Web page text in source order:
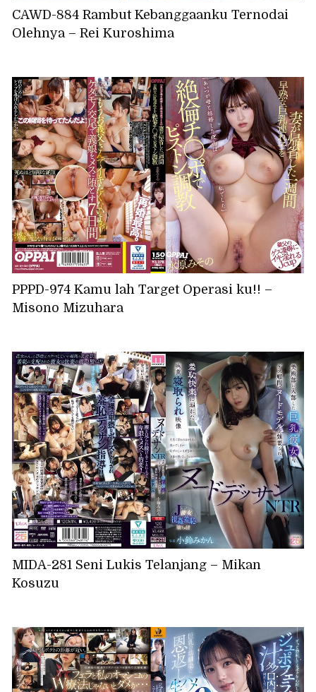
CAWD-884 Rambut Kebanggaanku Ternodai
Olehnya – Rei Kuroshima
PPPD-974 Kamu lah Target Operasi ku!! –
Misono Mizuhara
MIDA-281 Seni Lukis Telanjang – Mikan
Kosuzu